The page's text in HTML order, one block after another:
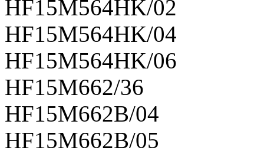
HF15M564HK/02
HF15M564HK/04
HF15M564HK/06
HF15M662/36
HF15M662B/04
HF15M662B/05